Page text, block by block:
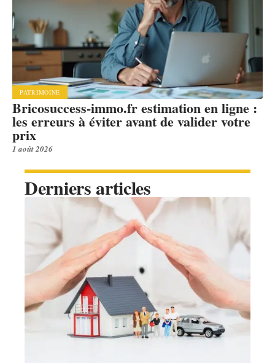
PATRIMOINE
Bricosuccess-immo.fr estimation en ligne :
les erreurs à éviter avant de valider votre
prix
1 août 2026
Derniers articles